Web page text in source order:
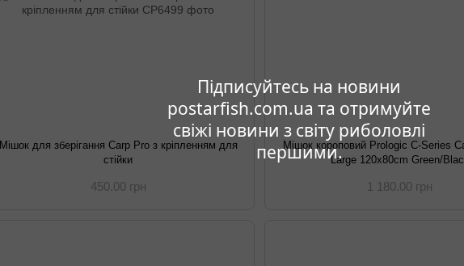
Підписуйтесь на новини
postarfish.com.ua та отримуйте
свіжі новини з світу риболовлі
першими.
Мішок для зберігання Carp Pro з кріпленням для
стійки
450.00 грн
Мішок короповий Prologic C-Series
Large 120x80cm Green/
1 180.00 грн